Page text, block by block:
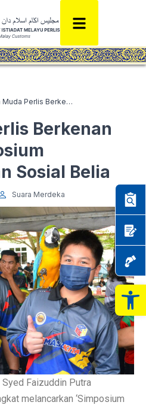
Raja Muda Perlis Berkenan Lancar Simposium Pembangunan Sosial Belia
Berkenan
Sosial Belia
Suara Merdeka
Faizuddin Putra
melancarkan ‘Simposium